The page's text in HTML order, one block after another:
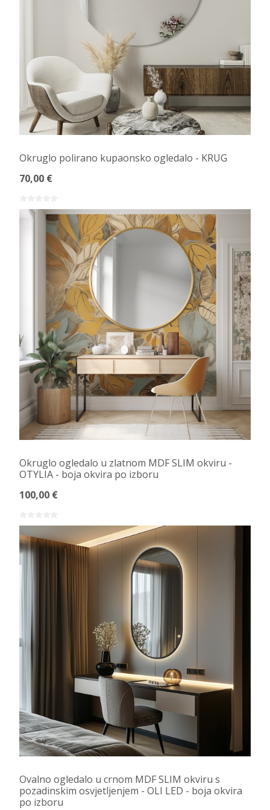
Okruglo polirano kupaonsko ogledalo - KRUG
70,00 €
Okruglo ogledalo u zlatnom MDF SLIM okviru -
OTYLIA - boja okvira po izboru
100,00 €
Ovalno ogledalo u crnom MDF SLIM okviru s
pozadinskim osvjetljenjem - OLI LED - boja okvira
po izboru